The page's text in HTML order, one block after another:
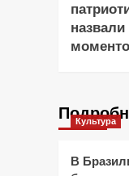
Культура
В